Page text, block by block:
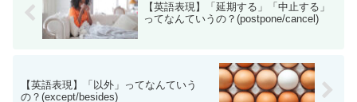
【英語表現】「延期する」「中止する」
ってなんていうの？(postpone/cancel)
【英語表現】「以外」ってなんていう
の？(except/besides)